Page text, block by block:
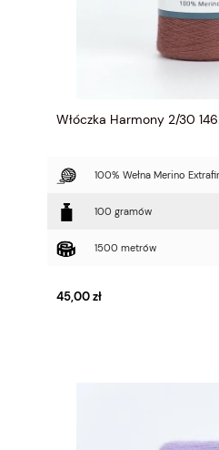
Włóczka Harmony 2/30
100% Wełna Merino
100 gramów
1500 metrów
45,00 zł